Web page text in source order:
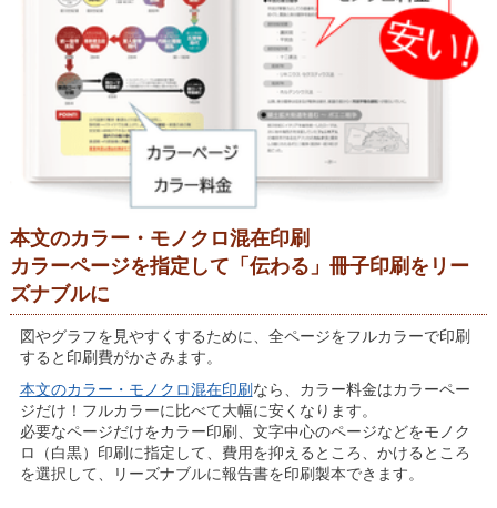
本文のカラー・モノクロ混在印刷
カラーページを指定して「伝わる」冊子印刷をリー
ズナブルに
図やグラフを見やすくするために、全ページをフルカラーで印刷
すると印刷費がかさみます。
本文のカラー・モノクロ混在印刷なら、カラー料金はカラーペー
ジだけ！フルカラーに比べて大幅に安くなります。
必要なページだけをカラー印刷、文字中心のページなどをモノク
ロ（白黒）印刷に指定して、費用を抑えるところ、かけるところ
を選択して、リーズナブルに報告書を印刷製本できます。